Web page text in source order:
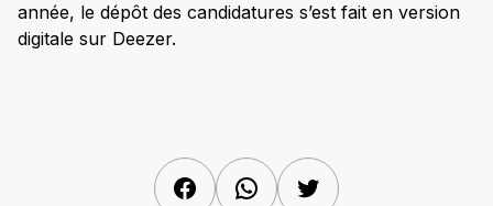
année, le dépôt des candidatures s’est fait en version
digitale sur Deezer.
FacebookWhatsAppTwitter